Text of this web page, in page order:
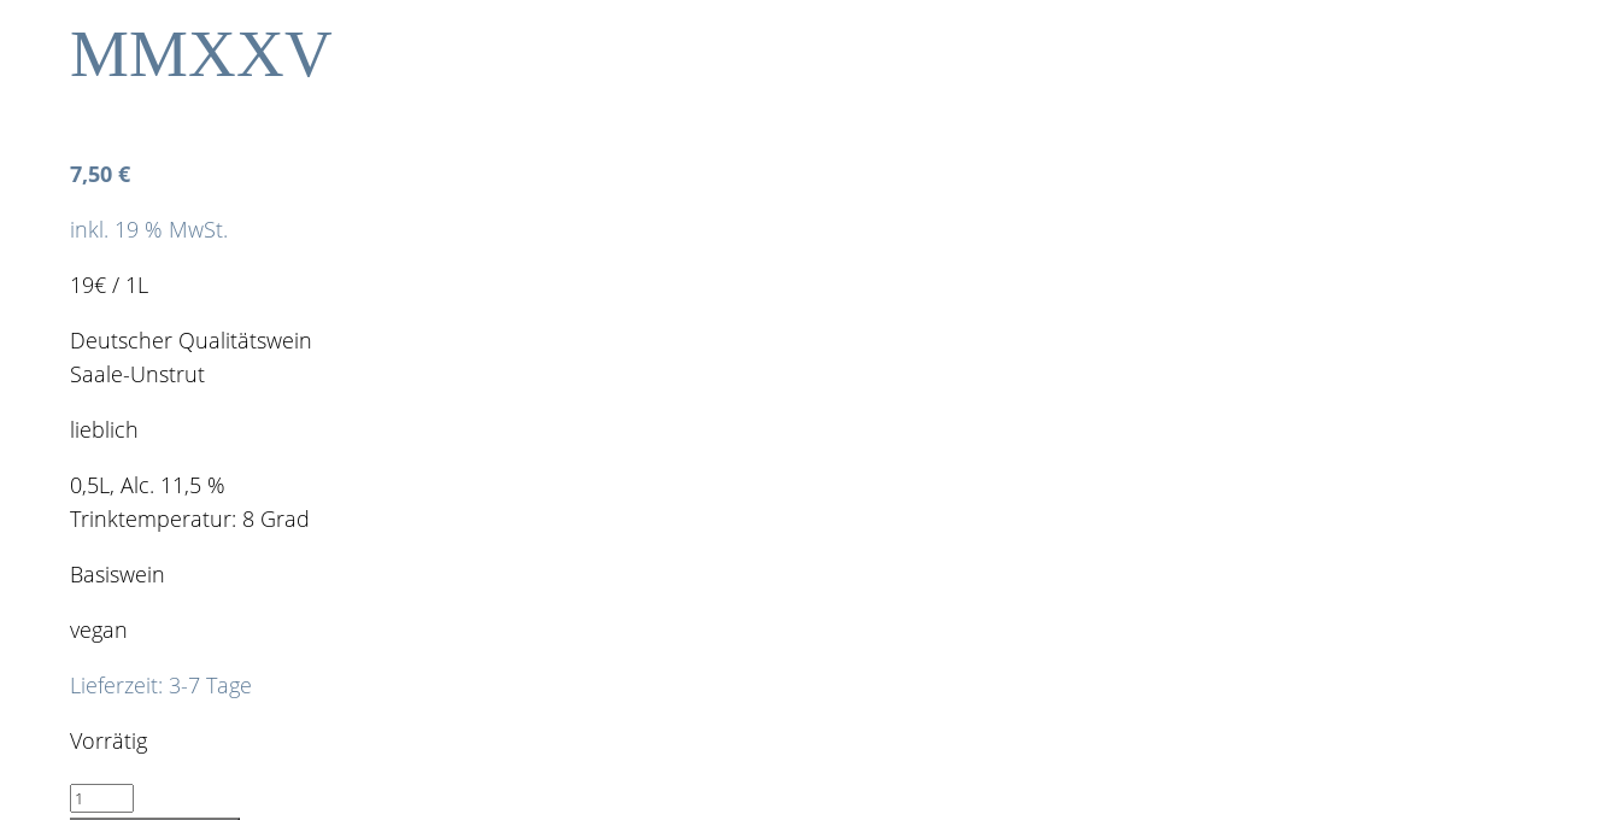
MMXXV
7,50 €
inkl. 19 % MwSt.
19€ / 1L
Deutscher Qualitätswein
Saale-Unstrut
lieblich
0,5L, Alc. 11,5 %
Trinktemperatur: 8 Grad
Basiswein
vegan
Lieferzeit: 3-7 Tage
Vorrätig